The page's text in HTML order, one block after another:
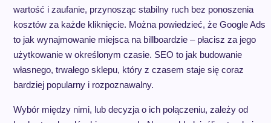
wartość i zaufanie, przynosząc stabilny ruch bez ponoszenia
kosztów za każde kliknięcie. Można powiedzieć, że Google Ads
to jak wynajmowanie miejsca na billboardzie – płacisz za jego
użytkowanie w określonym czasie. SEO to jak budowanie
własnego, trwałego sklepu, który z czasem staje się coraz
bardziej popularny i rozpoznawalny.
Wybór między nimi, lub decyzja o ich połączeniu, zależy od